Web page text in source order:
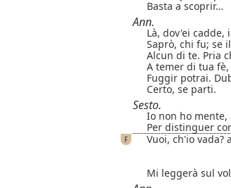
Basta a scoprir…
Ann.
Là, dov'ei cadde,
Saprò, chi fu; se
Alcun di te. Pria
A temer di tua
Fuggir potrai.
Certo, se parti.
Sesto.
Io non ho mente,
Per distinguer
F
Vuoi, ch'io vada?
Mi leggerà sul